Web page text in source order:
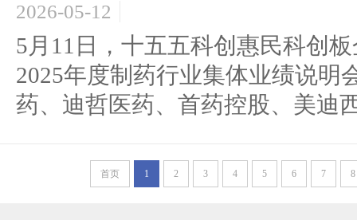
2026-05-12
5月11日，十五五科创惠民科创
2025年度制药行业集体业绩说明
药、迪哲医药、首药控股、美迪
首页 1 2 3 4 5 6 7 8